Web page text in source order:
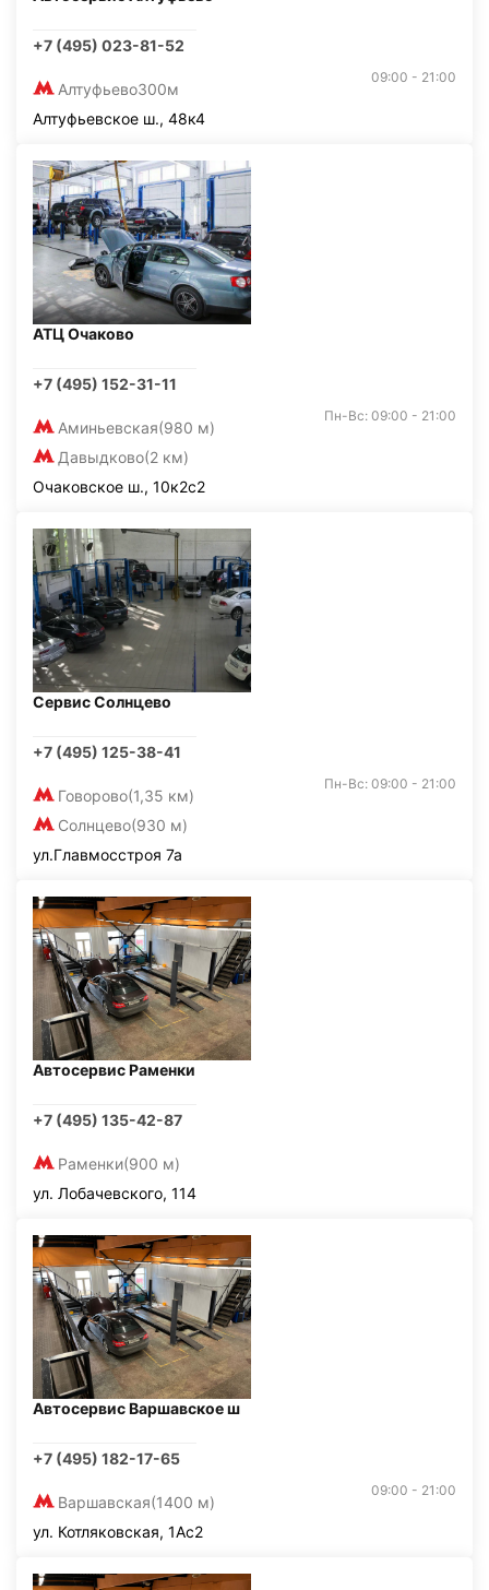
+7 (495) 023-81-52
Алтуфьево300м
09:00 - 21:00
Алтуфьевское ш., 48к4
АТЦ Очаково
+7 (495) 152-31-11
Аминьевская(980 м)
Давыдково(2 км)
Пн-Вс: 09:00 - 21:00
Очаковское ш., 10к2с2
Сервис Солнцево
+7 (495) 125-38-41
Говорово(1,35 км)
Солнцево(930 м)
Пн-Вс: 09:00 - 21:00
ул.Главмосстроя 7а
Автосервис Раменки
+7 (495) 135-42-87
Раменки(900 м)
ул. Лобачевского, 114
Автосервис Варшавское ш
+7 (495) 182-17-65
Варшавская(1400 м)
09:00 - 21:00
ул. Котляковская, 1Ас2